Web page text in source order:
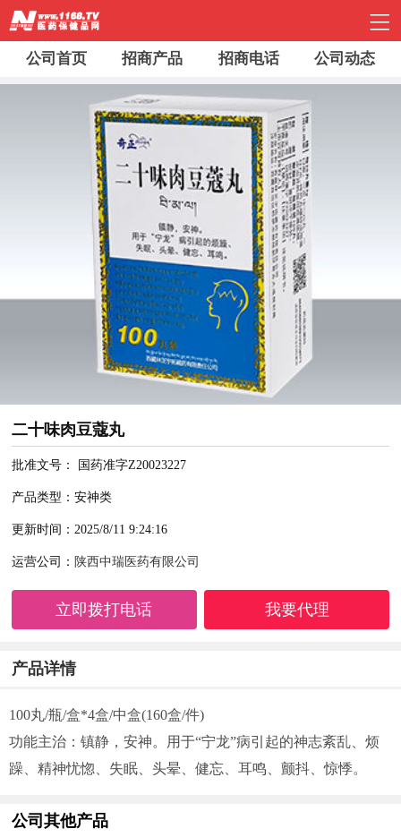
公司首页 招商产品 招商电话 公司动态
二十味肉豆蔻丸
批准文号： 国药准字Z20023227
产品类型：安神类
更新时间：2025/8/11 9:24:16
运营公司： 陕西中瑞医药有限公司
立即拨打电话 我要代理
产品详情
100丸/瓶/盒*4盒/中盒(160盒/件)
功能主治：镇静，安神。用于“宁龙”病引起的神志紊乱、烦
躁、精神忧惚、失眠、头晕、健忘、耳鸣、颤抖、惊悸。
公司其他产品